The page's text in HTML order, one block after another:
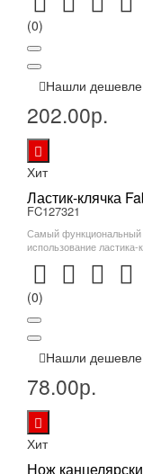
(0)
Нашли
202.00р.
Хит
Ластик-клячка
FC127321
Самый функциональный
использование ластика-
(0)
Нашли
78.00р.
Хит
Нож